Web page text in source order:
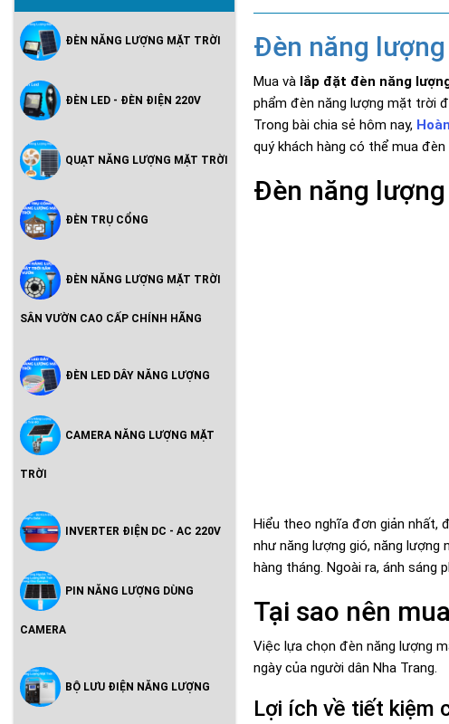
ĐÈN NĂNG LƯỢNG MẶT TRỜI
Vườn Cao Cấp Chính Hãng
ĐÈN LED - ĐÈN ĐIỆN 220V
Hoàng Quốc Bảo - Độ Sáng Cao,
QUẠT NĂNG LƯỢNG MẶT TRỜI
ĐÈN TRỤ CỔNG
ĐÈN NĂNG LƯỢNG MẶT TRỜI
SÂN VƯỜN CAO CẤP CHÍNH HÃNG
ĐÈN LED DÂY NĂNG LƯỢNG
CAMERA NĂNG LƯỢNG MẶT
TRỜI
INVERTER ĐIỆN DC - AC 220V
PIN NĂNG LƯỢNG DÙNG
CAMERA
BỘ LƯU ĐIỆN NĂNG LƯỢNG
Đèn năng
Mua và lắp đặt đèn năng
phẩm đèn năng lượng mặt trời
Trong bài chia sẻ hôm nay,
quý khách hàng có thể mua
Đèn năng
Hiểu theo nghĩa đơn giản nhất,
như năng lượng gió, năng
hàng tháng. Ngoài ra, ánh
Tại sao nên
Việc lựa chọn đèn năng lượng
ngày của người dân Nha Trang.
Lợi ích về tiết kiệm